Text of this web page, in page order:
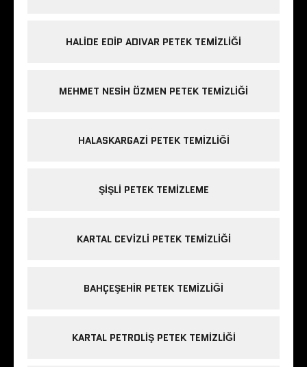
HALIDE EDIP ADIVAR PETEK TEMIZLIĞI
MEHMET NESIH ÖZMEN PETEK TEMIZLIĞI
HALASKARGAZI PETEK TEMIZLIĞI
ŞIŞLI PETEK TEMIZLEME
KARTAL CEVIZLI PETEK TEMIZLIĞI
BAHÇEŞEHIR PETEK TEMIZLIĞI
KARTAL PETROLIŞ PETEK TEMIZLIĞI